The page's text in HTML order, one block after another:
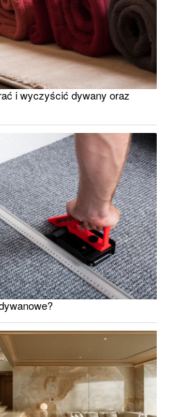
i wyczyścić dywany oraz